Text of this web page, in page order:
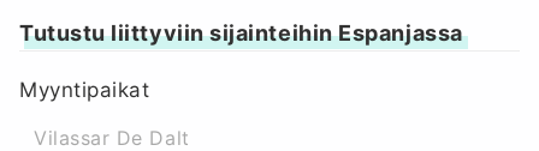
Tutustu liittyviin sijainteihin Espanjassa
Myyntipaikat
Vilassar De Dalt